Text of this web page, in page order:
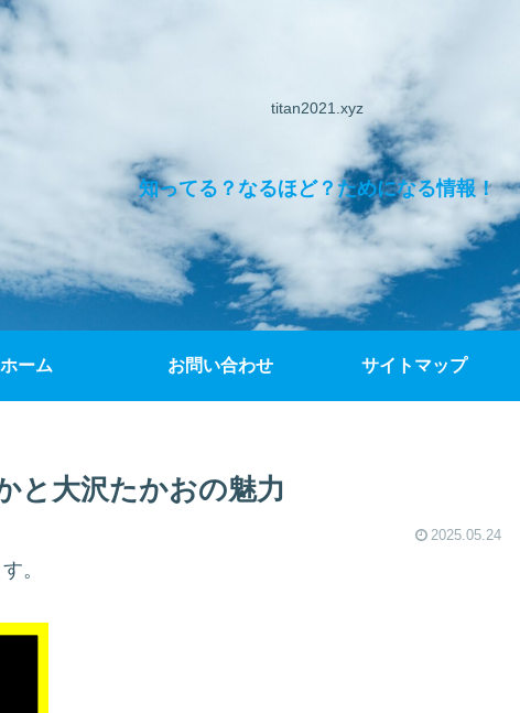
titan2021.xyz
知ってる？なるほど？ためになる情報！
ホーム お問い合わせ サイトマップ
と大沢たかおの魅力
2025.05.24
。